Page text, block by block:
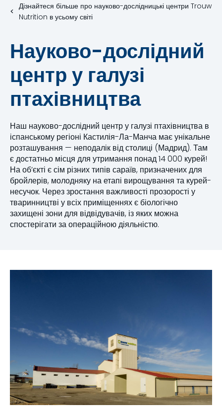
Дізнайтеся більше про науково-дослідницькі центри Trouw
Nutrition в усьому світі
Науково-дослідний
центр у галузі
птахівництва
Наш науково-дослідний центр у галузі птахівництва в
іспанському регіоні Кастилія-Ла-Манча має унікальне
розташування — неподалік від столиці (Мадрид). Там
є достатньо місця для утримання понад 14 000 курей!
На об’єкті є сім різних типів сараїв, призначених для
бройлерів, молодняку на етапі вирощування та курей-
несучок. Через зростання важливості прозорості у
тваринництві у всіх приміщеннях є біологічно
захищені зони для відвідувачів, із яких можна
спостерігати за операційною діяльністю.